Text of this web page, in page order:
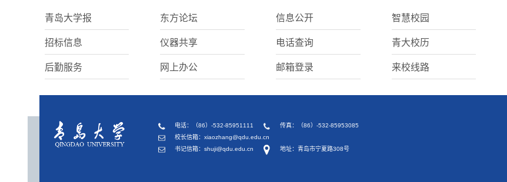
青岛大学报 东方论坛 信息公开 智慧校园
招标信息 仪器共享 电话查询 青大校历
后勤服务 网上办公 邮箱登录 来校线路
电话：（86）-532-85951111
传真：（86）-532-85953085
校长信箱：xiaozhang@qdu.edu.cn
书记信箱：shuji@qdu.edu.cn
地址：青岛市宁夏路308号